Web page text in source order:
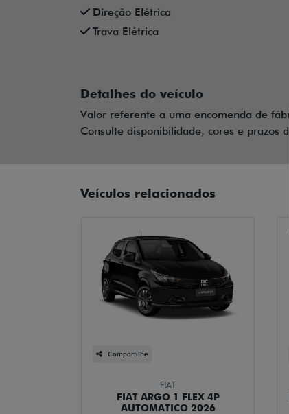
Direção Elétrica
Trava Elétrica
Detalhes do veículo
Valor referente a uma encomenda de
Consulte disponibilidade, cores e prazos
Veículos relacionados
Compartilhe
FIAT
FIAT ARGO 1 FLEX 4P
AUTOMATICO 2026